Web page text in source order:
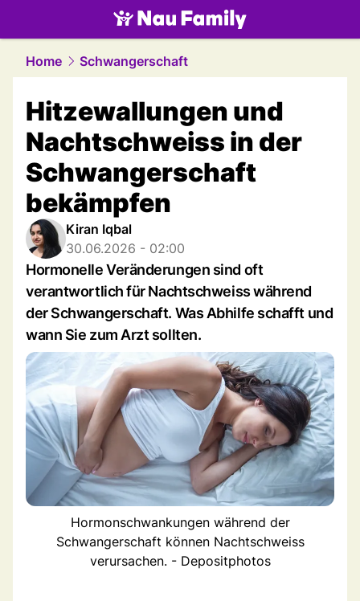
family.NAU.ch
Home Schwangerschaft
Hitzewallungen und
Nachtschweiss in der
Schwangerschaft
bekämpfen
Kiran Iqbal
30.06.2026 - 02:00
Hormonelle Veränderungen sind oft
verantwortlich für Nachtschweiss während
der Schwangerschaft. Was Abhilfe schafft und
wann Sie zum Arzt sollten.
Hormonschwankungen während der
Schwangerschaft können Nachtschweiss
verursachen. - Depositphotos